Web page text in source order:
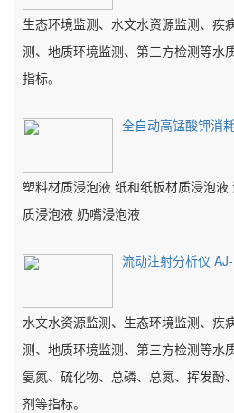
生态环境监测、水文水资源监测、疾
测、地质环境监测、第三方检测等水
指标。
全自动高锰酸钾消
塑料材质浸泡液 纸和纸板材质浸泡
质浸泡液 奶嘴浸泡液
流动注射分析仪
水文水资源监测、生态环境监测、疾
测、地质环境监测、第三方检测等水
氨氮、硫化物、总磷、总氮、挥发酚
剂等指标。